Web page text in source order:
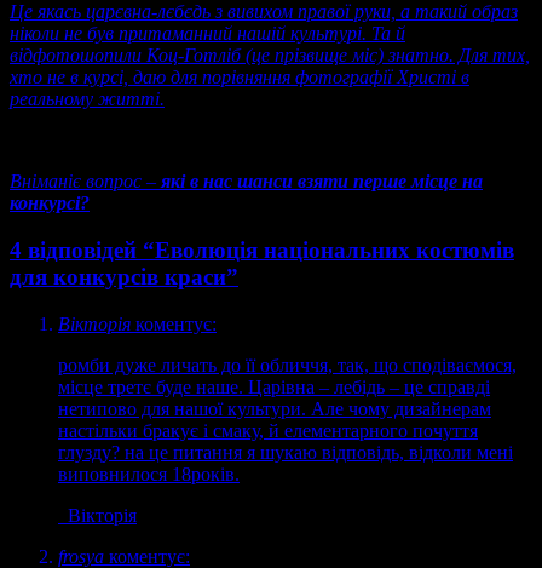
Це якась царєвна-лєбєдь з вивихом правої руки, а такий образ
ніколи не був притаманний нашій культурі. Та й
відфотошопили Коц-Готліб (це прізвище міс) знатно. Для тих,
хто не в курсі, даю для порівняння фотографії Христі в
реальному житті.
Вніманіє вопрос – які в нас шанси взяти перше місце на
конкурсі?
4 відповідей “Еволюція національних костюмів
для конкурсів краси”
Вікторія коментує:
ромби дуже личать до її обличчя, так, що сподіваємося,
місце третє буде наше. Царівна – лебідь – це справді
нетипово для нашої культури. Але чому дизайнерам
настільки бракує і смаку, й елементарного почуття
глузду? на це питання я шукаю відповідь, відколи мені
виповнилося 18років.
Вікторія
frosya коментує: